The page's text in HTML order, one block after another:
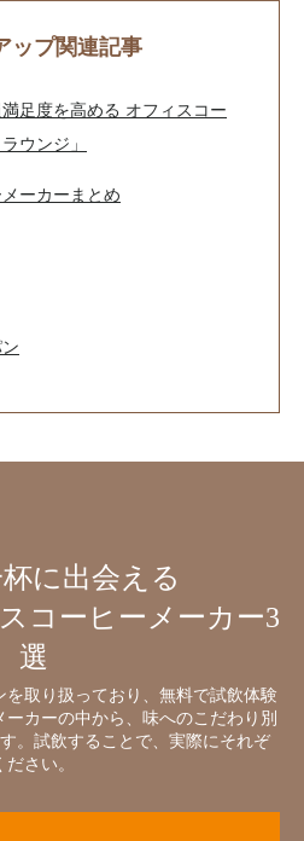
ップ関連記事
足度を高める オフィスコー
ウンジ」
ーカーまとめ
に出会える
コーヒーメーカー3
選
取り扱っており、無料で試飲体験
カーの中から、味へのこだわり別
。試飲することで、実際にそれぞ
さい。